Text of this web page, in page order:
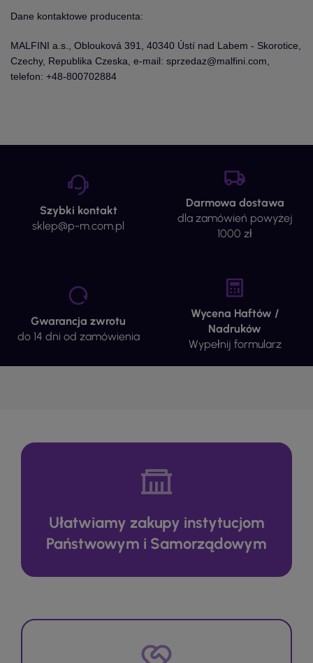
Dane kontaktowe producenta:
MALFINI a.s., Oblouková 391, 40340 Ústí nad Labem - Skorotice,
Czechy, Republika Czeska, e-mail: sprzedaz@malfini.com,
telefon: +48-800702884
Szybki kontakt
sklep@p-m.com.pl
Darmowa dostawa
dla zamówień powyżej
1000 zł
Gwarancja zwrotu
do 14 dni od zamówienia
Wycena Haftów /
Nadruków
Wypełnij formularz
Ułatwiamy zakupy instytucjom
Państwowym i Samorządowym